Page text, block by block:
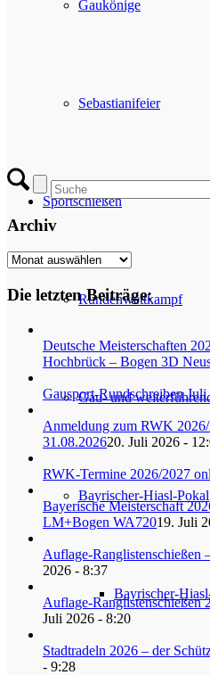
Gaukönige
Sebastianifeier
Sportschießen
Rundenwettkampf
Gau- und
Bayrischer-Hiasl-Pokal
Bayrischer-
Archiv
Archiv
Die letzten Beiträge:
Deutsche Meisterschaften
Hochbrück – Bogen 3D
Gausport-Rundschreiben Juli
Anmeldung zum RWK
31.08.202620. Juli 2026 -
RWK-Termine 2026/2027
Bayerische Meisterschaft
LM+Bogen WA72019. Juli
Auflage-Ranglistenschießen
2026 - 8:37
Auflage-Ranglistenschießen
Juli 2026 - 8:20
Stadtradeln 2026 – der
- 9:28